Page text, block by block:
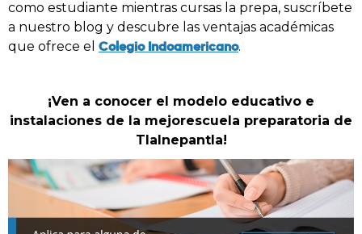
como estudiante mientras cursas la prepa, suscríbete
a nuestro blog y descubre las ventajas académicas
que ofrece el Colegio Indoamericano.
¡Ven a conocer el modelo educativo e
instalaciones de la mejorescuela preparatoria de
Tlalnepantla!